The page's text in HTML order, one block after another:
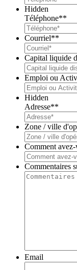
Hidden
Téléphone**
Courriel**
Capital liquide
Emploi ou
Hidden
Adresse**
Zone / ville
Comment
Commentaires
Email